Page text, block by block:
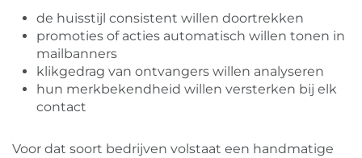
de huisstijl consistent willen doortrekken
promoties of acties automatisch willen tonen in
mailbanners
klikgedrag van ontvangers willen analyseren
hun merkbekendheid willen versterken bij elk
contact
Voor dat soort bedrijven volstaat een handmatige